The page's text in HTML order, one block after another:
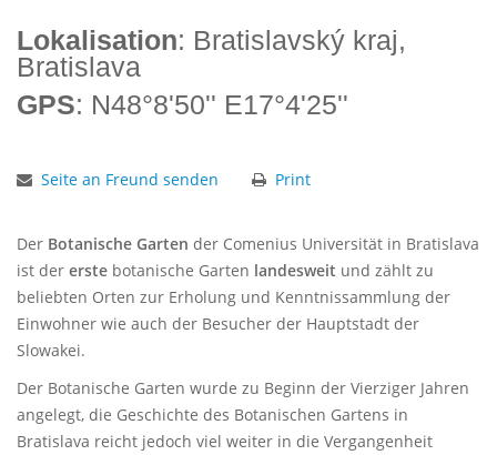
Lokalisation: Bratislavský kraj,
Bratislava
GPS: N48°8'50'' E17°4'25''
Seite an Freund senden Print
Der Botanische Garten der Comenius Universität in Bratislava
ist der erste botanische Garten landesweit und zählt zu
beliebten Orten zur Erholung und Kenntnissammlung der
Einwohner wie auch der Besucher der Hauptstadt der
Slowakei.
Der Botanische Garten wurde zu Beginn der Vierziger Jahren
angelegt, die Geschichte des Botanischen Gartens in
Bratislava reicht jedoch viel weiter in die Vergangenheit